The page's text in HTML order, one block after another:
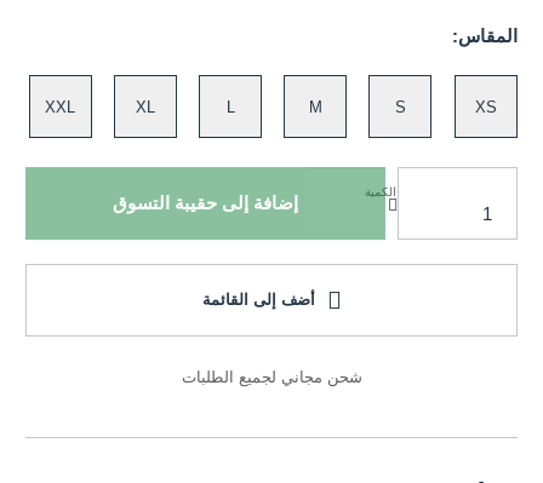
المقاس:
XS
S
M
XL
XXL
الكمية
إضافة إلى حقيبة التسوق
أضف إلى القائمة
شحن مجاني لجميع الطلبات